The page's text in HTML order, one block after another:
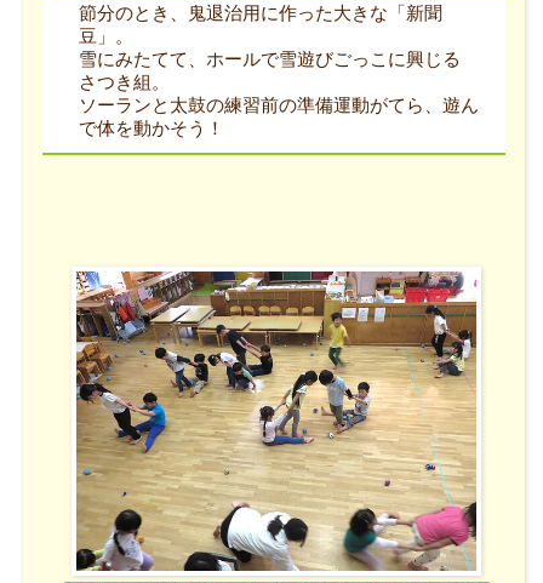
節分のとき、鬼退治用に作った大きな「新聞
豆」。
雪にみたてて、ホールで雪遊びごっこに興じる
さつき組。
ソーランと太鼓の練習前の準備運動がてら、遊ん
で体を動かそう！